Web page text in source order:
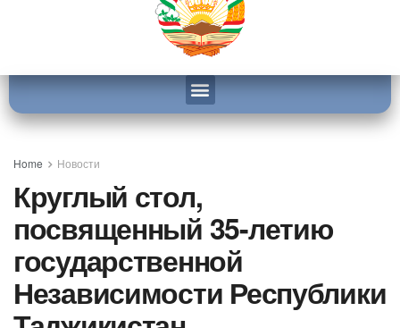
Home Новости
Круглый стол,
посвященный 35-летию
государственной
Независимости Республики